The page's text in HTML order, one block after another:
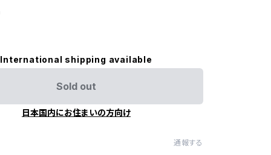
International shipping available
Sold out
日本国内にお住まいの方向け
通報する